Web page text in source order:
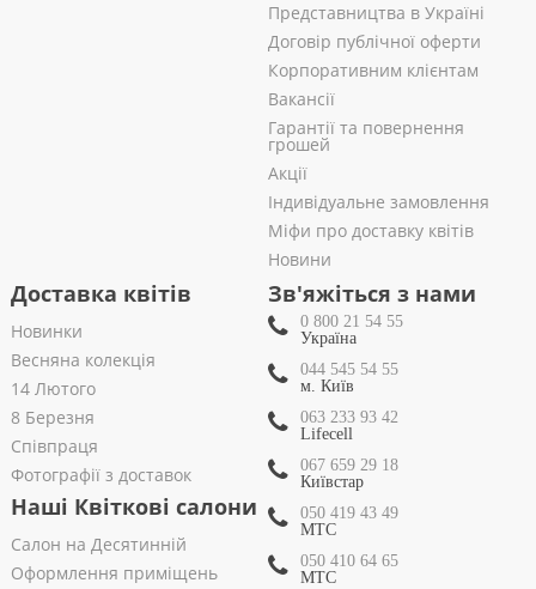
Представництва в Україні
Договір публічної оферти
Корпоративним клієнтам
Вакансії
Гарантії та повернення
грошей
Акції
Індивідуальне замовлення
Міфи про доставку квітів
Новини
Доставка квітів
Новинки
Весняна колекція
14 Лютого
8 Березня
Співпраця
Фотографії з доставок
Наші Квіткові салони
Салон на Десятинній
Оформлення приміщень
Зв'яжіться з нами
0 800 21 54 55
Україна
044 545 54 55
м. Київ
063 233 93 42
Lifecell
067 659 29 18
Київстар
050 419 43 49
МТС
050 410 64 65
МТС